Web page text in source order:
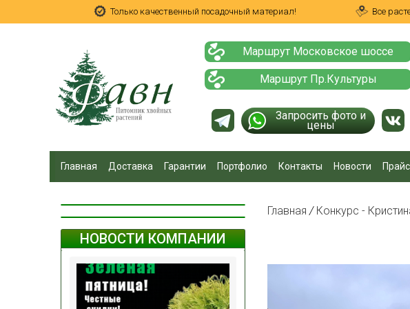
Только качественный посадочный материал! Все
Маршрут Московское шоссе
Маршрут Пр.Культуры
Запросить фото и
цены
Главная Доставка Гарантии Портфолио Контакты Новости
НОВОСТИ КОМПАНИИ
Главная / Конкурс -